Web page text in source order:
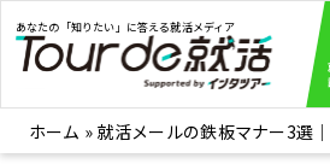
あなたの「知りたい」に答える就活メディア
就活ノウハウ
ホーム » 就活メールの鉄板マナー3選